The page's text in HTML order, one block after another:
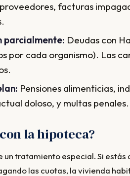
facturas
parcialmente: Deudas con
por cada organismo). Las
Pensiones alimenticias,
doloso, y multas penales.
la hipoteca?
un tratamiento especial. Si
las cuotas, la vivienda